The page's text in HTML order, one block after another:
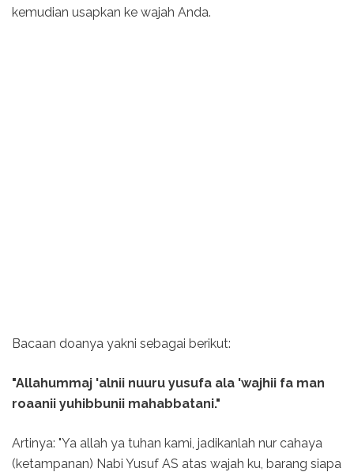
kemudian usapkan ke wajah Anda.
Bacaan doanya yakni sebagai berikut:
"Allahummaj 'alnii nuuru yusufa ala 'wajhii fa man
roaanii yuhibbunii mahabbatani."
Artinya: "Ya allah ya tuhan kami, jadikanlah nur cahaya
(ketampanan) Nabi Yusuf AS atas wajah ku, barang siapa